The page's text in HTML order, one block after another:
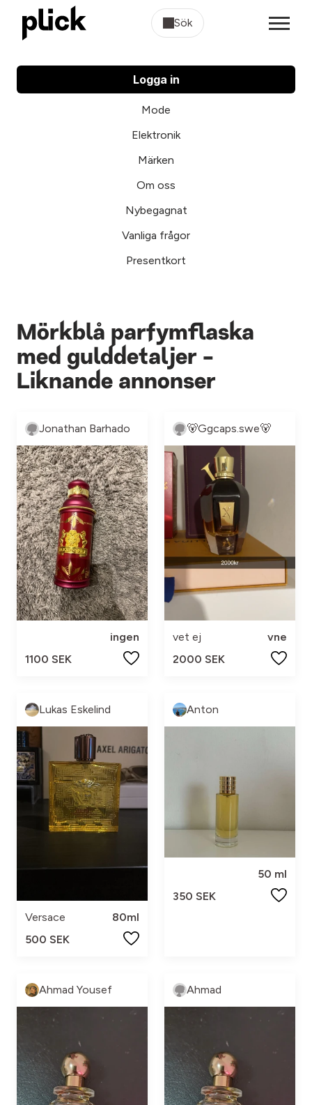
Sök
Logga in
Mode
Elektronik
Märken
Om oss
Nybegagnat
Vanliga frågor
Presentkort
Mörkblå parfymflaska
med gulddetaljer -
Liknande annonser
Jonathan Barhado
ingen
1100 SEK
🐻Ggcaps.swe🐻
vet ej
vne
2000 SEK
Lukas Eskelind
Versace
80ml
500 SEK
Anton
50 ml
350 SEK
Ahmad Yousef Ahmad